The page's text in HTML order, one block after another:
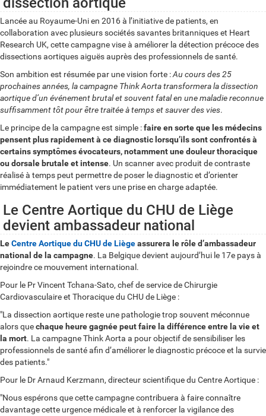
Lancée au Royaume-Uni en 2016 à l’initiative de patients, en
collaboration avec plusieurs sociétés savantes britanniques et Heart
Research UK, cette campagne vise à améliorer la détection précoce des
dissections aortiques aiguës auprès des professionnels de santé.
Son ambition est résumée par une vision forte :Au cours des 25
prochaines années, la campagne Think Aorta transformera la dissection
aortique d’un événement brutal et souvent fatal en une maladie reconnue
suffisamment tôt pour être traitée à temps et sauver des vies.
Le principe de la campagne est simple :faire en sorte que les médecins
pensent plus rapidement à ce diagnostic lorsqu’ils sont confrontés à
certains symptômes évocateurs, notamment une douleur thoracique
ou dorsale brutale et intense. Un scanner avec produit de contraste
réalisé à temps peut permettre de poser le diagnostic et d’orienter
immédiatement le patient vers une prise en charge adaptée.
Le Centre Aortique du CHU de Liège
devient ambassadeur national
LeCentre Aortique du CHU de Liègeassurera le rôle d’ambassadeur
national de la campagne. La Belgique devient aujourd’hui le 17e pays à
rejoindre ce mouvement international.
Pour le Pr Vincent Tchana-Sato, chef de service de Chirurgie
Cardiovasculaire et Thoracique du CHU de Liège :
"La dissection aortique reste une pathologie trop souvent méconnue
alors quechaque heure gagnée peut faire la différence entre la vie et
la mort. La campagne Think Aorta a pour objectif de sensibiliser les
professionnels de santé afin d’améliorer le diagnostic précoce et la survie
des patients."
Pour le Dr Arnaud Kerzmann, directeur scientifique du Centre Aortique :
"Nous espérons que cette campagne contribuera à faire connaître
davantage cette urgence médicale et à renforcer la vigilance des